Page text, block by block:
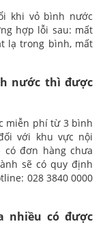
khi vỏ bình nước
hợp lỗi sau: mất
lạ trong bình, mất
nước thì được
miễn phí từ 3 bình
với khu vực nội
đơn hàng chưa
sẽ có quy định
028 3840 0000
nhiều có được